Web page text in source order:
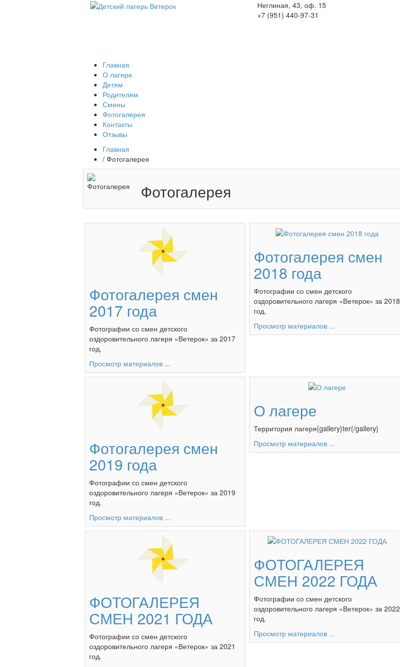
Неглиная, 43, оф. 15
+7 (951) 440-97-31
Главная
О лагере
Детям
Родителям
Смены
Фотогалерея
Контакты
Отзывы
Главная
/ Фотогалерея
Фотогалерея
Фотогалерея смен
2017 года
Фотографии со смен детского
оздоровительного лагеря «Ветерок» за 2017
год.
Просмотр материалов ...
Фотогалерея смен
2018 года
Фотографии со смен детского
оздоровительного лагеря «Ветерок» за 2018
год.
Просмотр материалов ...
Фотогалерея смен
2019 года
Фотографии со смен детского
оздоровительного лагеря «Ветерок» за 2019
год.
Просмотр материалов ...
О лагере
Территория лагеря{gallery}ter{/gallery}
Просмотр материалов ...
ФОТОГАЛЕРЕЯ
СМЕН 2021 ГОДА
Фотографии со смен детского
оздоровительного лагеря «Ветерок» за 2021
год.
ФОТОГАЛЕРЕЯ
СМЕН 2022 ГОДА
Фотографии со смен детского
оздоровительного лагеря «Ветерок» за 2022
год.
Просмотр материалов ...